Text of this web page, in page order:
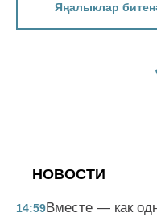
Яңалыклар
НОВОСТИ
14:59Вместе — как